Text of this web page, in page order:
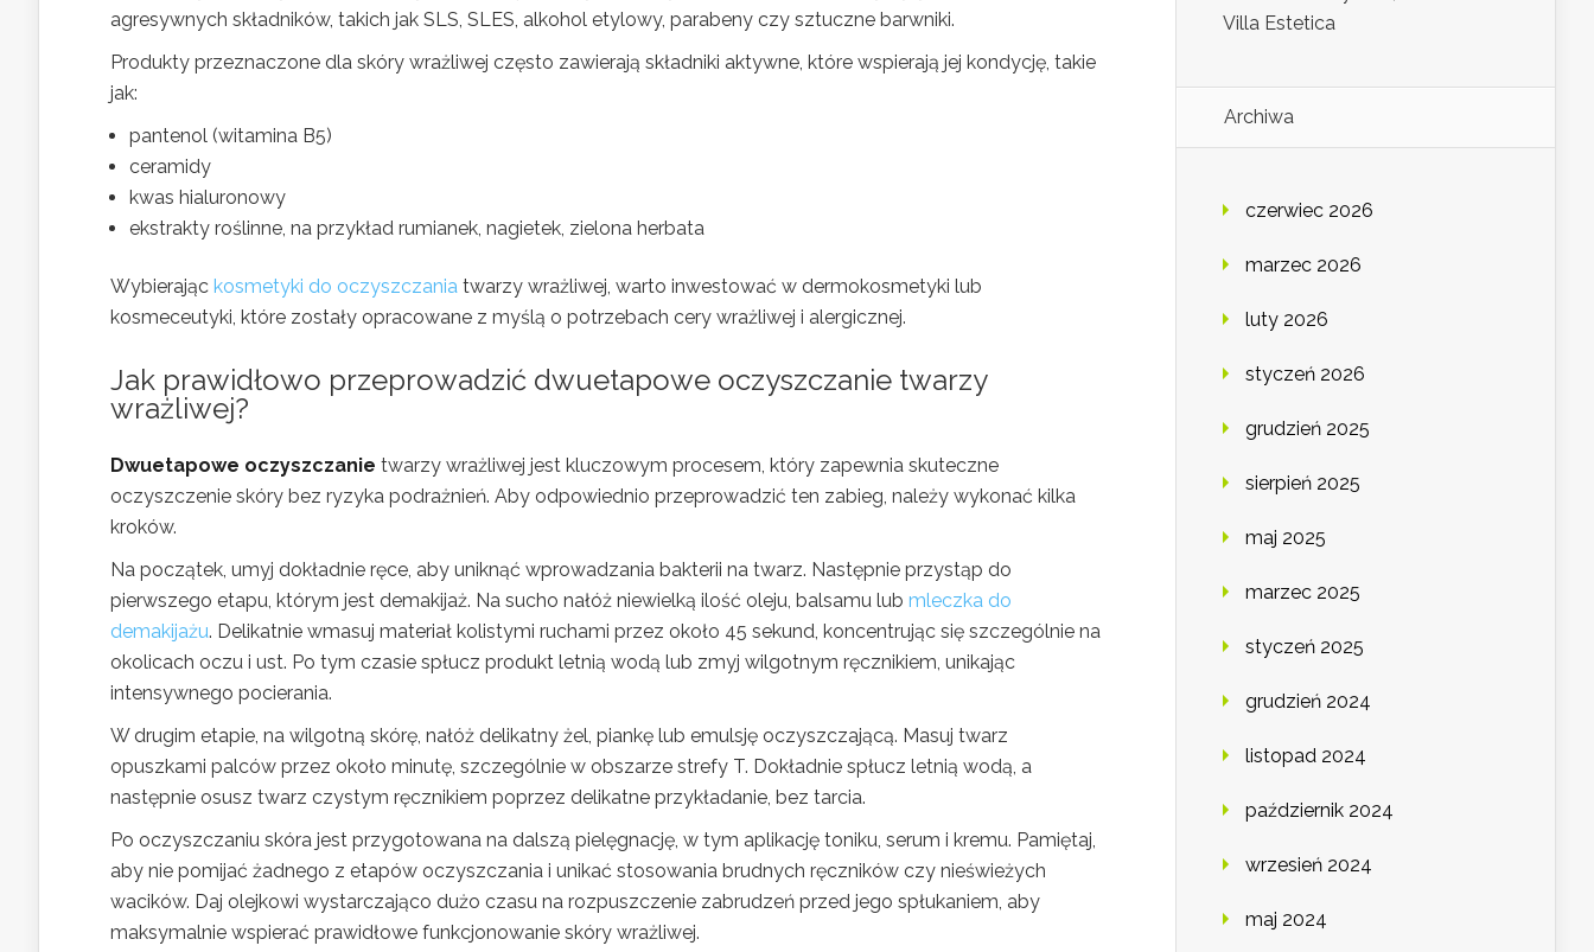
agresywnych składników, takich jak SLS, SLES, alkohol etylowy, parabeny czy sztuczne barwniki.
Produkty przeznaczone dla skóry wrażliwej często zawierają składniki aktywne, które wspierają jej kondycję, takie
jak:
pantenol (witamina B5)
ceramidy
kwas hialuronowy
ekstrakty roślinne, na przykład rumianek, nagietek, zielona herbata
Wybierając kosmetyki do oczyszczania twarzy wrażliwej, warto inwestować w dermokosmetyki lub
kosmeceutyki, które zostały opracowane z myślą o potrzebach cery wrażliwej i alergicznej.
Jak prawidłowo przeprowadzić dwuetapowe oczyszczanie twarzy
wrażliwej?
Dwuetapowe oczyszczanie twarzy wrażliwej jest kluczowym procesem, który zapewnia skuteczne
oczyszczenie skóry bez ryzyka podrażnień. Aby odpowiednio przeprowadzić ten zabieg, należy wykonać kilka
kroków.
Na początek, umyj dokładnie ręce, aby uniknąć wprowadzania bakterii na twarz. Następnie przystąp do
pierwszego etapu, którym jest demakijaż. Na sucho nałóż niewielką ilość oleju, balsamu lub mleczka do
demakijażu. Delikatnie wmasuj materiał kolistymi ruchami przez około 45 sekund, koncentrując się szczególnie na
okolicach oczu i ust. Po tym czasie spłucz produkt letnią wodą lub zmyj wilgotnym ręcznikiem, unikając
intensywnego pocierania.
W drugim etapie, na wilgotną skórę, nałóż delikatny żel, piankę lub emulsję oczyszczającą. Masuj twarz
opuszkami palców przez około minutę, szczególnie w obszarze strefy T. Dokładnie spłucz letnią wodą, a
następnie osusz twarz czystym ręcznikiem poprzez delikatne przykładanie, bez tarcia.
Po oczyszczaniu skóra jest przygotowana na dalszą pielęgnację, w tym aplikację toniku, serum i kremu. Pamiętaj,
aby nie pomijać żadnego z etapów oczyszczania i unikać stosowania brudnych ręczników czy nieświeżych
wacików. Daj olejkowi wystarczająco dużo czasu na rozpuszczenie zabrudzeń przed jego spłukaniem, aby
maksymalnie wspierać prawidłowe funkcjonowanie skóry wrażliwej.
Villa Estetica
Archiwa
czerwiec 2026
marzec 2026
luty 2026
styczeń 2026
grudzień 2025
sierpień 2025
maj 2025
marzec 2025
styczeń 2025
grudzień 2024
listopad 2024
październik 2024
wrzesień 2024
maj 2024